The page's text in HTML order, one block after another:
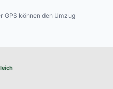
GPS können den Umzug